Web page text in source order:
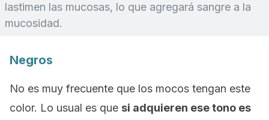
lastimen las mucosas, lo que agregará sangre a la
mucosidad.
Negros
No es muy frecuente que los mocos tengan este
color. Lo usual es que si adquieren ese tono es